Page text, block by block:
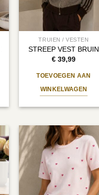
TRUIEN / VESTEN
STREEP VEST BRUIN
€ 39,99
TOEVOEGEN AAN
WINKELWAGEN